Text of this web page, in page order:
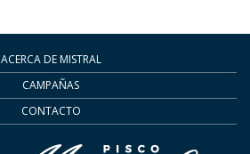
ACERCA DE MISTRAL
CAMPAÑAS
CONTACTO